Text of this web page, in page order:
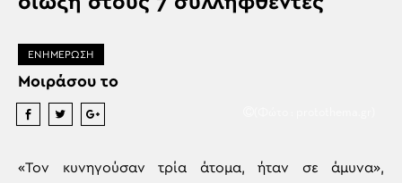
ΕΝΗΜΕΡΩΣΗ
Μοιράσου το
«Τον κυνηγούσαν τρία άτομα, ήταν σε άμυνα»,